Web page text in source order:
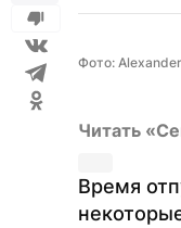
Фото:
Читать
Время